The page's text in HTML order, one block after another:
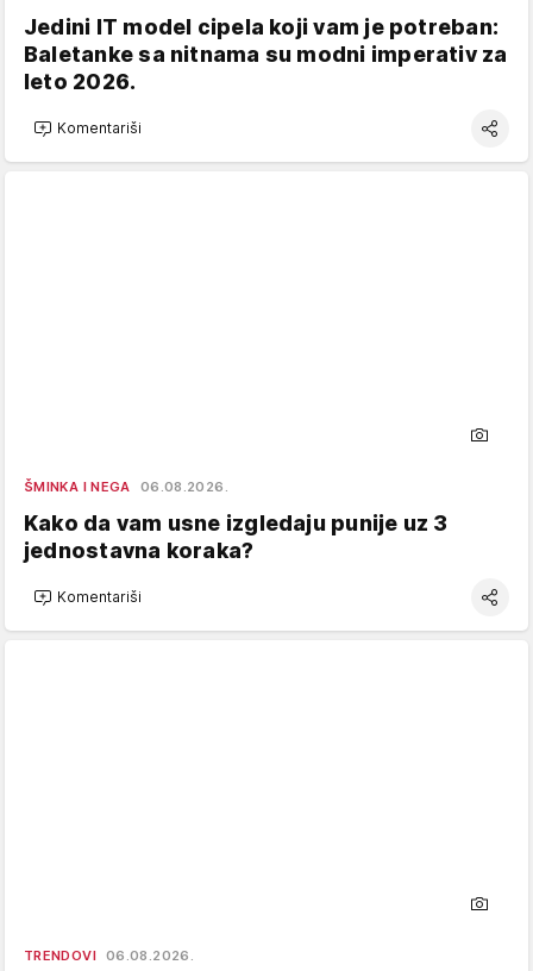
Jedini IT model cipela koji vam je potreban:
Baletanke sa nitnama su modni imperativ za
leto 2026.
Komentariši
ŠMINKA I NEGA 06.08.2026.
Kako da vam usne izgledaju punije uz 3
jednostavna koraka?
Komentariši
TRENDOVI 06.08.2026.